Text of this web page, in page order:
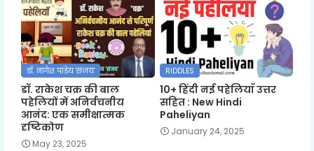
डॉ. नागेश पांडेय 'संजय'
डॉ. राकेश चक्र की बाल
पहेलियों में अनिर्वचनीय
आनंद: एक समीक्षात्मक
दृष्टिकोण
May 23, 2025
RIDDLES
10+ हिंदी नई पहेलियाँ उत्तर
सहित : New Hindi
Paheliyan
January 24, 2025